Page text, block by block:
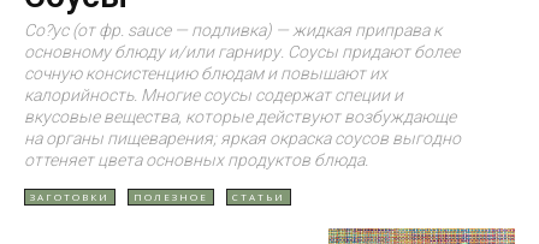
Со?ус (от фр. sauce — подливка) — жидкая приправа к
основному блюду и/или гарниру. Соусы придают более
сочную консистенцию блюдам и повышают их
калорийность. Многие соусы содержат специи и
вкусовые вещества, которые действуют возбуждающе
на органы пищеварения; яркая окраска соусов выгодно
оттеняет цвета основных продуктов блюда.
ЗАГОТОВКИ ПОЛЕЗНОЕ СТАТЬИ